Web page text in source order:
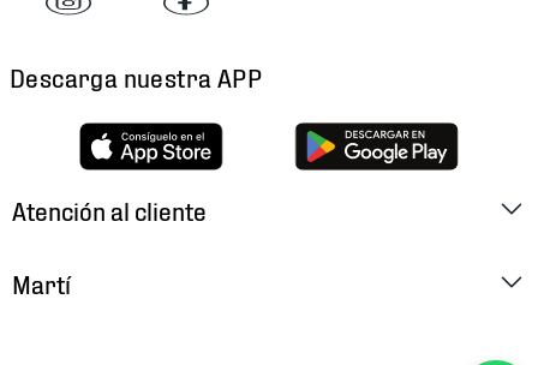
Descarga nuestra APP
Atención al cliente
Martí